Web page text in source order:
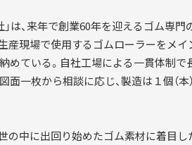
は、来年で創業60年を迎えるゴム専門
産現場で使用するゴムローラーをメ
めている。自社工場による一貫体制で
一枚から相談に応じ、製造は１個（
の中に出回り始めたゴム素材に着目